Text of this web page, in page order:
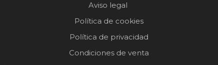
Aviso legal
Política de cookies
Política de privacidad
Condiciones de venta